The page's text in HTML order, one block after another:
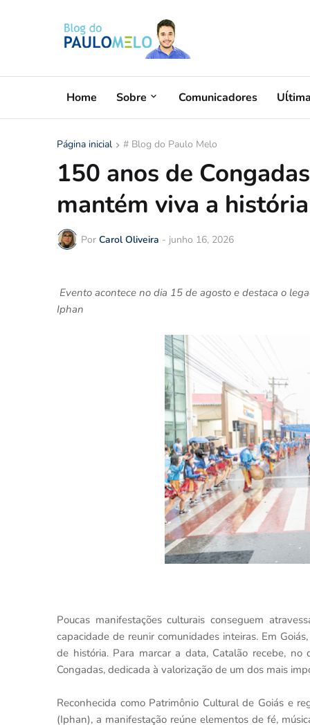
Home Sobre Comunicadores
Página inicial # Blog do Paulo Melo
150 anos de
mantém viva a
Por Carol Oliveira - junho 16, 2026
Evento acontece no dia 15 de agosto e destaca o
Iphan
Poucas manifestações culturais conseguem
capacidade de reunir comunidades inteiras. Em
de história. Para marcar a data, Catalão recebe,
Congadas, dedicada à valorização de um dos mais
Reconhecida como Patrimônio Cultural de Goiás e
(Iphan), a manifestação reúne elementos de fé,